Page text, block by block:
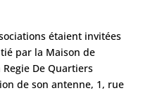
étaient invitées
par la Maison de
De Quartiers
de son antenne, 1, rue